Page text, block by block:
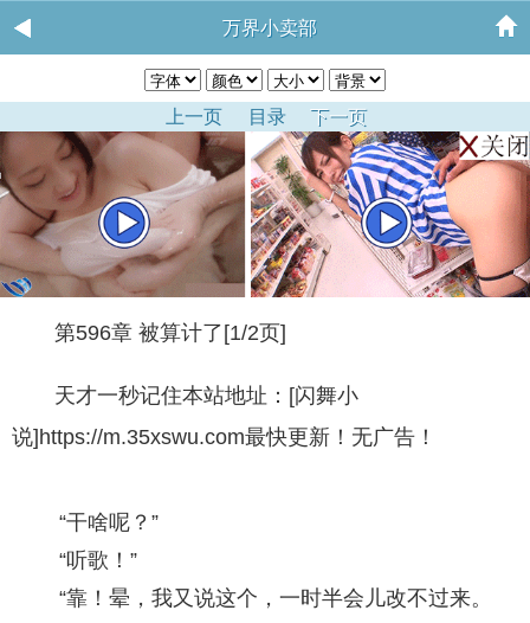
万界小卖部
上一页 目录 下一页
第596章 被算计了[1/2页]
天才一秒记住本站地址：[闪舞小
说]https://m.35xswu.com最快更新！无广告！
“干啥呢？”
“听歌！”
“靠！晕，我又说这个，一时半会儿改不过来。